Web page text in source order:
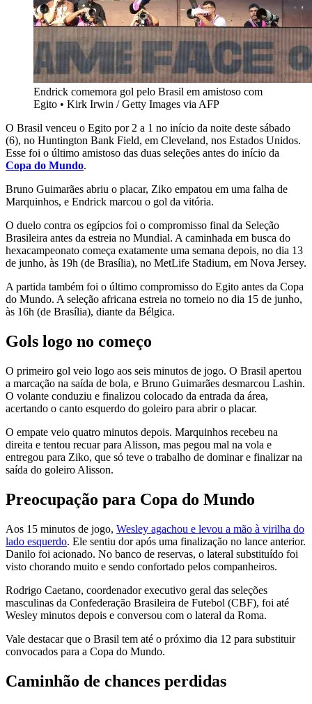
Endrick comemora gol pelo Brasil em amistoso com
Egito • Kirk Irwin / Getty Images via AFP
O Brasil venceu o Egito por 2 a 1 no início da noite deste sábado
(6), no Huntington Bank Field, em Cleveland, nos Estados Unidos.
Esse foi o último amistoso das duas seleções antes do início da
Copa do Mundo.
Bruno Guimarães abriu o placar, Ziko empatou em uma falha de
Marquinhos, e Endrick marcou o gol da vitória.
O duelo contra os egípcios foi o compromisso final da Seleção
Brasileira antes da estreia no Mundial. A caminhada em busca do
hexacampeonato começa exatamente uma semana depois, no dia 13
de junho, às 19h (de Brasília), no MetLife Stadium, em Nova Jersey.
A partida também foi o último compromisso do Egito antes da Copa
do Mundo. A seleção africana estreia no torneio no dia 15 de junho,
às 16h (de Brasília), diante da Bélgica.
Gols logo no começo
O primeiro gol veio logo aos seis minutos de jogo. O Brasil apertou
a marcação na saída de bola, e Bruno Guimarães desmarcou Lashin.
O volante conduziu e finalizou colocado da entrada da área,
acertando o canto esquerdo do goleiro para abrir o placar.
O empate veio quatro minutos depois. Marquinhos recebeu na
direita e tentou recuar para Alisson, mas pegou mal na vola e
entregou para Ziko, que só teve o trabalho de dominar e finalizar na
saída do goleiro Alisson.
Preocupação para Copa do Mundo
Aos 15 minutos de jogo, Wesley agachou e levou a mão à virilha do
lado esquerdo. Ele sentiu dor após uma finalização no lance anterior.
Danilo foi acionado. No banco de reservas, o lateral substituído foi
visto chorando muito e sendo confortado pelos companheiros.
Rodrigo Caetano, coordenador executivo geral das seleções
masculinas da Confederação Brasileira de Futebol (CBF), foi até
Wesley minutos depois e conversou com o lateral da Roma.
Vale destacar que o Brasil tem até o próximo dia 12 para substituir
convocados para a Copa do Mundo.
Caminhão de chances perdidas